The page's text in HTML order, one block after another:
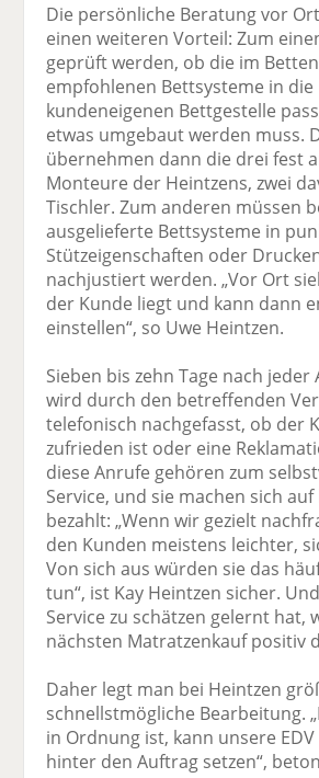
Die persönliche Beratung vor
einen weiteren Vorteil: Zum
geprüft werden, ob die im
empfohlenen Bettsysteme in die
kundeneigenen Bettgestelle
etwas umgebaut werden muss.
übernehmen dann die drei fest
Monteure der Heintzens, zwei
Tischler. Zum anderen müssen
ausgelieferte Bettsysteme in
Stützeigenschaften oder
nachjustiert werden. „Vor Ort
der Kunde liegt und kann dann
einstellen“, so Uwe Heintzen.
Sieben bis zehn Tage nach
wird durch den betreffenden
telefonisch nachgefasst, ob der
zufrieden ist oder eine
diese Anrufe gehören zum
Service, und sie machen sich
bezahlt: „Wenn wir gezielt
den Kunden meistens leichter,
Von sich aus würden sie das
tun“, ist Kay Heintzen sicher.
Service zu schätzen gelernt hat,
nächsten Matratzenkauf positiv
Daher legt man bei Heintzen
schnellstmögliche Bearbeitung.
in Ordnung ist, kann unsere
hinter den Auftrag setzen“,